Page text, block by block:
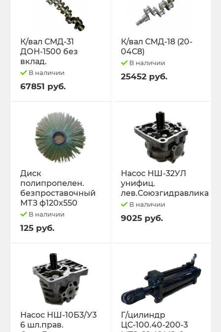
К/вал СМД-31
ДОН-1500 без
вклад.
В наличии
67851 руб.
К/вал СМД-18 (20-
04С8)
В наличии
25452 руб.
Диск
полипропелен.
безпроставочный
МТЗ ф120х550
В наличии
125 руб.
Насос НШ-32УЛ
унифиц.
лев.Союзгидравлика
В наличии
9025 руб.
Насос НШ-10Б3/У3
6 шл.прав.
Г/цилиндр
ЦС-100.40-200-3